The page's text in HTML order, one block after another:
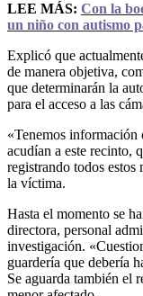
LEE MÁS: Con la
un niño con autismo
Explicó que
de manera objetiva,
que determinarán la
para el acceso a las
«Tenemos información
acudían a este recinto,
registrando todos estos
la víctima.
Hasta el momento se
directora, personal
investigación.
guardería que debería
Se aguarda también el